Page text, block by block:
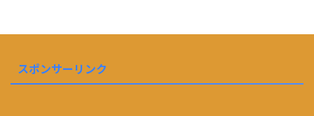
スポンサーリンク